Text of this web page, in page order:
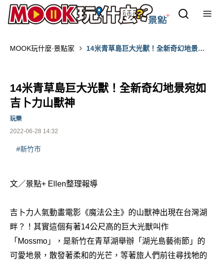
MOOK玩什麼‧景點家
14米青草島巨大光獸！全新奇幻地景宛
14米青草島巨大光獸！全新奇幻地景宛如
吉卜力山獸神
2022-06-28 14:32
玩樂
#新竹市
文／景點+ Ellen整理報導
吉卜力人氣動畫電影《魔法公主》的山獸神出現在台灣湖
畔？！其實這個有著14公尺高的巨大光獸叫作
「Mossmo」，是新竹在青草湖舉辦「湖光島藝術節」的
可愛地景，散發著柔和的光芒，等著旅人們前往尋找牠的